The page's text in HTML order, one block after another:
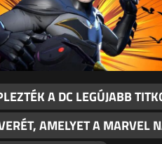
A DC LEGÚJABB
AMELYET A MARVEL